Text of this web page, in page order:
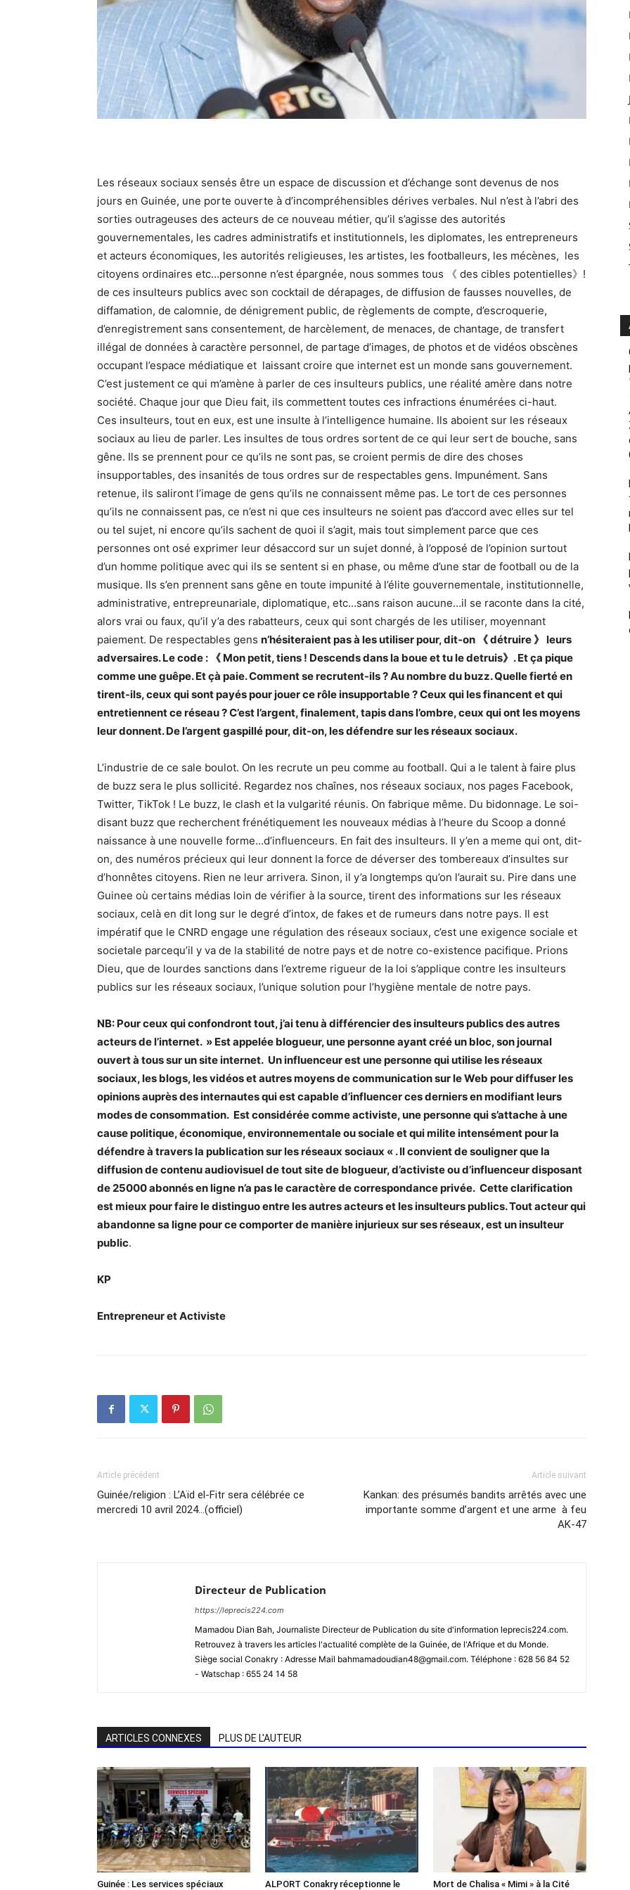
Les réseaux sociaux sensés être un espace de discussion et d’échange sont devenus de nos
jours en Guinée, une porte ouverte à d’incompréhensibles dérives verbales. Nul n’est à l’abri des
sorties outrageuses des acteurs de ce nouveau métier, qu’il s’agisse des autorités
gouvernementales, les cadres administratifs et institutionnels, les diplomates, les entrepreneurs
et acteurs économiques, les autorités religieuses, les artistes, les footballeurs, les mécènes, les
citoyens ordinaires etc…personne n’est épargnée, nous sommes tous 《 des cibles potentielles》!
de ces insulteurs publics avec son cocktail de dérapages, de diffusion de fausses nouvelles, de
diffamation, de calomnie, de dénigrement public, de règlements de compte, d’escroquerie,
d’enregistrement sans consentement, de harcèlement, de menaces, de chantage, de transfert
illégal de données à caractère personnel, de partage d’images, de photos et de vidéos obscènes
occupant l’espace médiatique et laissant croire que internet est un monde sans gouvernement.
C’est justement ce qui m’amène à parler de ces insulteurs publics, une réalité amère dans notre
société. Chaque jour que Dieu fait, ils commettent toutes ces infractions énumérées ci-haut.
Ces insulteurs, tout en eux, est une insulte à l’intelligence humaine. Ils aboient sur les réseaux
sociaux au lieu de parler. Les insultes de tous ordres sortent de ce qui leur sert de bouche, sans
gêne. Ils se prennent pour ce qu’ils ne sont pas, se croient permis de dire des choses
insupportables, des insanités de tous ordres sur de respectables gens. Impunément. Sans
retenue, ils saliront l’image de gens qu’ils ne connaissent même pas. Le tort de ces personnes
qu’ils ne connaissent pas, ce n’est ni que ces insulteurs ne soient pas d’accord avec elles sur tel
ou tel sujet, ni encore qu’ils sachent de quoi il s’agit, mais tout simplement parce que ces
personnes ont osé exprimer leur désaccord sur un sujet donné, à l’opposé de l’opinion surtout
d’un homme politique avec qui ils se sentent si en phase, ou même d’une star de football ou de la
musique. Ils s’en prennent sans gêne en toute impunité à l’élite gouvernementale, institutionnelle,
administrative, entrepreunariale, diplomatique, etc…sans raison aucune…il se raconte dans la cité,
alors vrai ou faux, qu’il y’a des rabatteurs, ceux qui sont chargés de les utiliser, moyennant
paiement. De respectables gens n’hésiteraient pas à les utiliser pour, dit-on 《 détruire 》 leurs
adversaires. Le code : 《 Mon petit, tiens ! Descends dans la boue et tu le detruis》. Et ça pique
comme une guêpe. Et çà paie. Comment se recrutent-ils ? Au nombre du buzz. Quelle fierté en
tirent-ils, ceux qui sont payés pour jouer ce rôle insupportable ? Ceux qui les financent et qui
entretiennent ce réseau ? C’est l’argent, finalement, tapis dans l’ombre, ceux qui ont les moyens
leur donnent. De l’argent gaspillé pour, dit-on, les défendre sur les réseaux sociaux.
L’industrie de ce sale boulot. On les recrute un peu comme au football. Qui a le talent à faire plus
de buzz sera le plus sollicité. Regardez nos chaînes, nos réseaux sociaux, nos pages Facebook,
Twitter, TikTok ! Le buzz, le clash et la vulgarité réunis. On fabrique même. Du bidonnage. Le soi-
disant buzz que recherchent frénétiquement les nouveaux médias à l’heure du Scoop a donné
naissance à une nouvelle forme…d’influenceurs. En fait des insulteurs. Il y’en a meme qui ont, dit-
on, des numéros précieux qui leur donnent la force de déverser des tombereaux d’insultes sur
d’honnêtes citoyens. Rien ne leur arrivera. Sinon, il y’a longtemps qu’on l’aurait su. Pire dans une
Guinee où certains médias loin de vérifier à la source, tirent des informations sur les réseaux
sociaux, celà en dit long sur le degré d’intox, de fakes et de rumeurs dans notre pays. Il est
impératif que le CNRD engage une régulation des réseaux sociaux, c’est une exigence sociale et
societale parcequ’il y va de la stabilité de notre pays et de notre co-existence pacifique. Prions
Dieu, que de lourdes sanctions dans l’extreme rigueur de la loi s’applique contre les insulteurs
publics sur les réseaux sociaux, l’unique solution pour l’hygiène mentale de notre pays.
NB: Pour ceux qui confondront tout, j’ai tenu à différencier des insulteurs publics des autres
acteurs de l’internet. » Est appelée blogueur, une personne ayant créé un bloc, son journal
ouvert à tous sur un site internet. Un influenceur est une personne qui utilise les réseaux
sociaux, les blogs, les vidéos et autres moyens de communication sur le Web pour diffuser les
opinions auprès des internautes qui est capable d’influencer ces derniers en modifiant leurs
modes de consommation. Est considérée comme activiste, une personne qui s’attache à une
cause politique, économique, environnementale ou sociale et qui milite intensément pour la
défendre à travers la publication sur les réseaux sociaux « . Il convient de souligner que la
diffusion de contenu audiovisuel de tout site de blogueur, d’activiste ou d’influenceur disposant
de 25000 abonnés en ligne n’a pas le caractère de correspondance privée. Cette clarification
est mieux pour faire le distinguo entre les autres acteurs et les insulteurs publics. Tout acteur qui
abandonne sa ligne pour ce comporter de manière injurieux sur ses réseaux, est un insulteur
public.
KP
Entrepreneur et Activiste
Article précédent
Guinée/religion : L’Aïd el-Fitr sera célébrée ce
mercredi 10 avril 2024…(officiel)
Article suivant
Kankan: des présumés bandits arrêtés avec une
importante somme d’argent et une arme à feu
AK-47
Directeur de Publication
https://leprecis224.com
Mamadou Dian Bah, Journaliste Directeur de Publication du site d'information leprecis224.com.
Retrouvez à travers les articles l'actualité complète de la Guinée, de l'Afrique et du Monde.
Siège social Conakry : Adresse Mail bahmamadoudian48@gmail.com. Téléphone : 628 56 84 52
- Watschap : 655 24 14 58
ARTICLES CONNEXES PLUS DE L'AUTEUR
Guinée : Les services spéciaux ALPORT Conakry réceptionne le Mort de Chalisa « Mimi » à la Cité